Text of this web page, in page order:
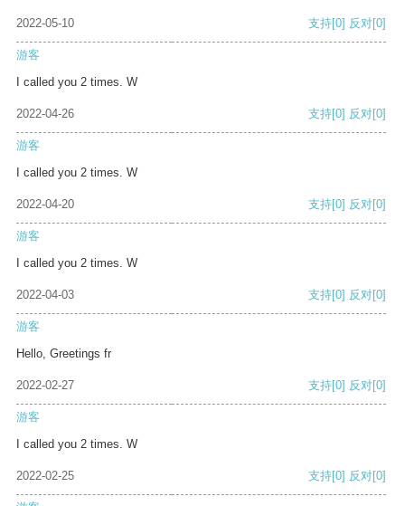
2022-05-10 支持[0] 反对[0]
游客
I called you 2 times. W
2022-04-26 支持[0] 反对[0]
游客
I called you 2 times. W
2022-04-20 支持[0] 反对[0]
游客
I called you 2 times. W
2022-04-03 支持[0] 反对[0]
游客
Hello, Greetings fr
2022-02-27 支持[0] 反对[0]
游客
I called you 2 times. W
2022-02-25 支持[0] 反对[0]